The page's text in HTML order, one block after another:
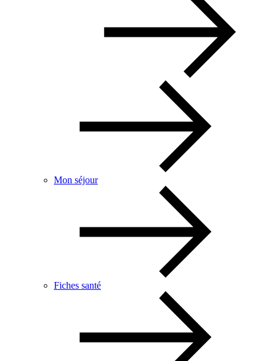
Mon séjour
Fiches santé